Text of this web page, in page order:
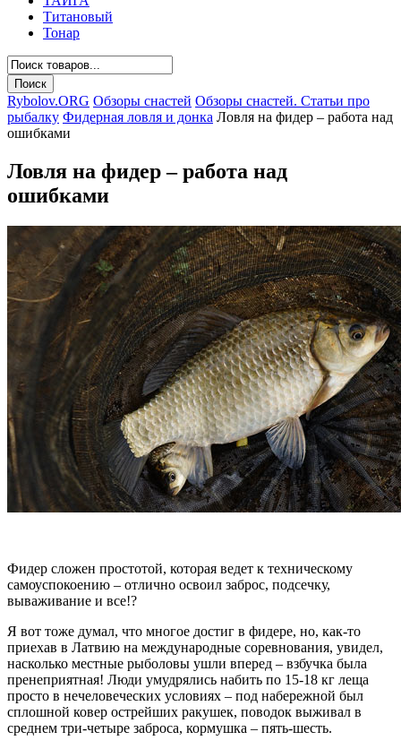
Титановый
Тонар
Rybolov.ORG Обзоры снастей Обзоры снастей. Статьи про
рыбалку Фидерная ловля и донка Ловля на фидер – работа над
ошибками
Ловля на фидер – работа над
ошибками
Фидер сложен простотой, которая ведет к техническому
самоуспокоению – отлично освоил заброс, подсечку,
вываживание и все!?
Я вот тоже думал, что многое достиг в фидере, но, как-то
приехав в Латвию на международные соревнования, увидел,
насколько местные рыболовы ушли вперед – взбучка была
пренеприятная! Люди умудрялись набить по 15-18 кг леща
просто в нечеловеческих условиях – под набережной был
сплошной ковер острейших ракушек, поводок выживал в
среднем три-четыре заброса, кормушка – пять-шесть.